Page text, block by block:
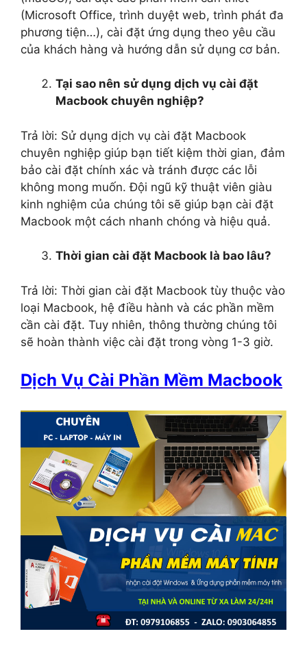
(Microsoft Office, trình duyệt web, trình phát đa
phương tiện…), cài đặt ứng dụng theo yêu cầu
của khách hàng và hướng dẫn sử dụng cơ bản.
Tại sao nên sử dụng dịch vụ cài đặt
Macbook chuyên nghiệp?
Trả lời: Sử dụng dịch vụ cài đặt Macbook
chuyên nghiệp giúp bạn tiết kiệm thời gian, đảm
bảo cài đặt chính xác và tránh được các lỗi
không mong muốn. Đội ngũ kỹ thuật viên giàu
kinh nghiệm của chúng tôi sẽ giúp bạn cài đặt
Macbook một cách nhanh chóng và hiệu quả.
Thời gian cài đặt Macbook là bao lâu?
Trả lời: Thời gian cài đặt Macbook tùy thuộc vào
loại Macbook, hệ điều hành và các phần mềm
cần cài đặt. Tuy nhiên, thông thường chúng tôi
sẽ hoàn thành việc cài đặt trong vòng 1-3 giờ.
Dịch Vụ Cài Phần Mềm Macbook